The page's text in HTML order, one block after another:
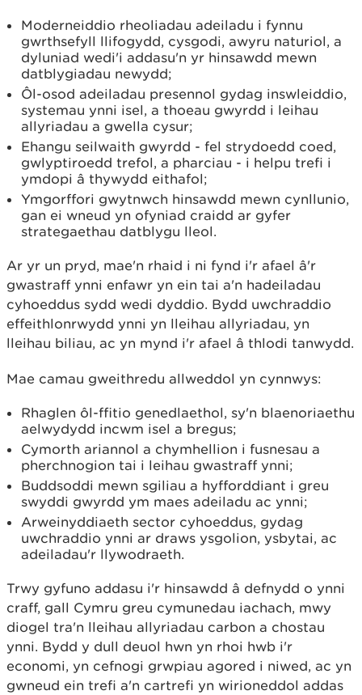
Moderneiddio rheoliadau adeiladu i fynnu
gwrthsefyll llifogydd, cysgodi, awyru naturiol, a
dyluniad wedi'i addasu'n yr hinsawdd mewn
datblygiadau newydd;
Ôl-osod adeiladau presennol gydag inswleiddio,
systemau ynni isel, a thoeau gwyrdd i leihau
allyriadau a gwella cysur;
Ehangu seilwaith gwyrdd - fel strydoedd coed,
gwlyptiroedd trefol, a pharciau - i helpu trefi i
ymdopi â thywydd eithafol;
Ymgorffori gwytnwch hinsawdd mewn cynllunio,
gan ei wneud yn ofyniad craidd ar gyfer
strategaethau datblygu lleol.
Ar yr un pryd, mae'n rhaid i ni fynd i'r afael â'r
gwastraff ynni enfawr yn ein tai a'n hadeiladau
cyhoeddus sydd wedi dyddio. Bydd uwchraddio
effeithlonrwydd ynni yn lleihau allyriadau, yn
lleihau biliau, ac yn mynd i'r afael â thlodi tanwydd.
Mae camau gweithredu allweddol yn cynnwys:
Rhaglen ôl-ffitio genedlaethol, sy'n blaenoriaethu
aelwydydd incwm isel a bregus;
Cymorth ariannol a chymhellion i fusnesau a
pherchnogion tai i leihau gwastraff ynni;
Buddsoddi mewn sgiliau a hyfforddiant i greu
swyddi gwyrdd ym maes adeiladu ac ynni;
Arweinyddiaeth sector cyhoeddus, gydag
uwchraddio ynni ar draws ysgolion, ysbytai, ac
adeiladau'r llywodraeth.
Trwy gyfuno addasu i'r hinsawdd â defnydd o ynni
craff, gall Cymru greu cymunedau iachach, mwy
diogel tra'n lleihau allyriadau carbon a chostau
ynni. Bydd y dull deuol hwn yn rhoi hwb i'r
economi, yn cefnogi grwpiau agored i niwed, ac yn
gwneud ein trefi a'n cartrefi yn wirioneddol addas